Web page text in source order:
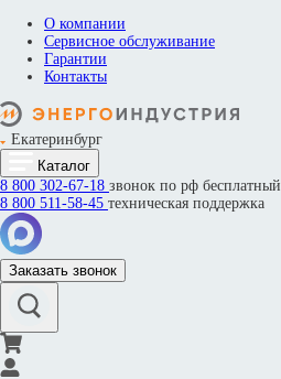
О компании
Сервисное обслуживание
Гарантии
Контакты
Екатеринбург
Каталог
8 800 302-67-18 звонок по рф бесплатный
8 800 511-58-45 техническая поддержка
Заказать звонок